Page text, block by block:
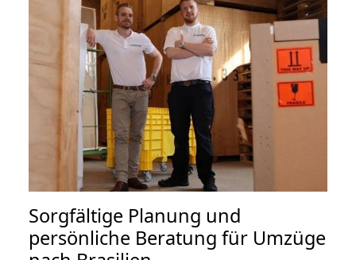
Sorgfältige Planung und
persönliche Beratung für Umzüge